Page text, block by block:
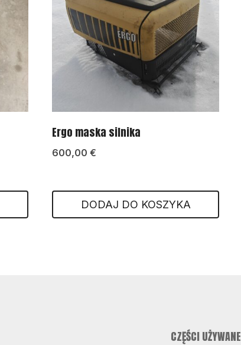
Ergo maska silnika
600,00 €
DODAJ DO KOSZYKA
CZĘŚCI UŻYWANE